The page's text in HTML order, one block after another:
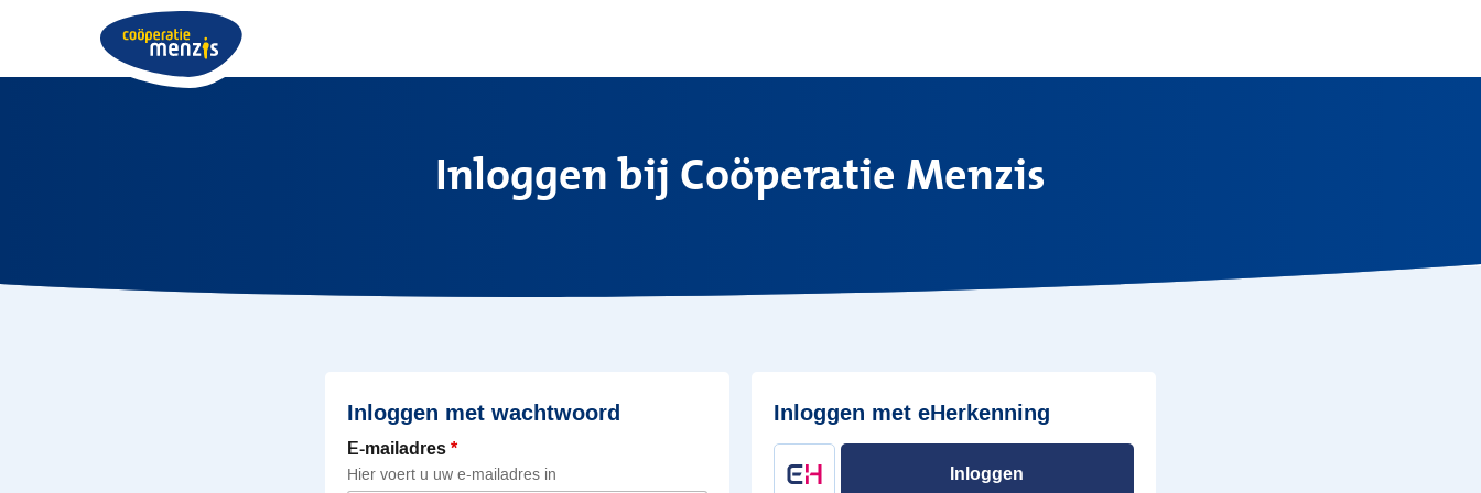
Inloggen bij Coöperatie Menzis
Inloggen met wachtwoord
E-mailadres
Hier voert u uw e-mailadres in
Inloggen met eHerkenning
Inloggen